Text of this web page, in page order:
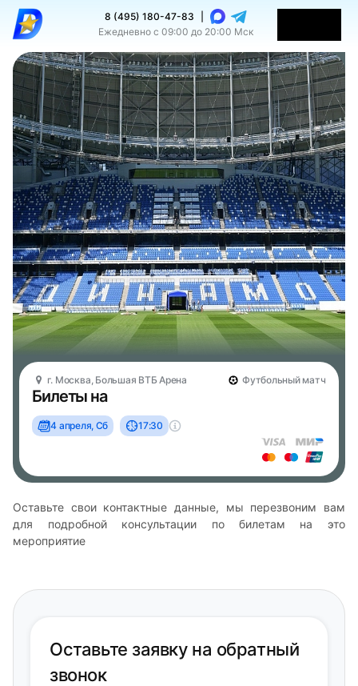
8 (495) 180-47-83
Ежедневно с 09:00 до 20:00 Мск
г. Москва, Большая ВТБ Арена Футбольный матч
Билеты на
4 апреля, Сб 17:30
Оставьте свои контактные данные, мы перезвоним вам
для подробной консультации по билетам на это
мероприятие
Оставьте заявку на обратный
звонок